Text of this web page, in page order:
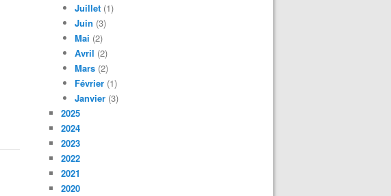
Juillet (1)
Juin (3)
Mai (2)
Avril (2)
Mars (2)
Février (1)
Janvier (3)
2025
2024
2023
2022
2021
2020